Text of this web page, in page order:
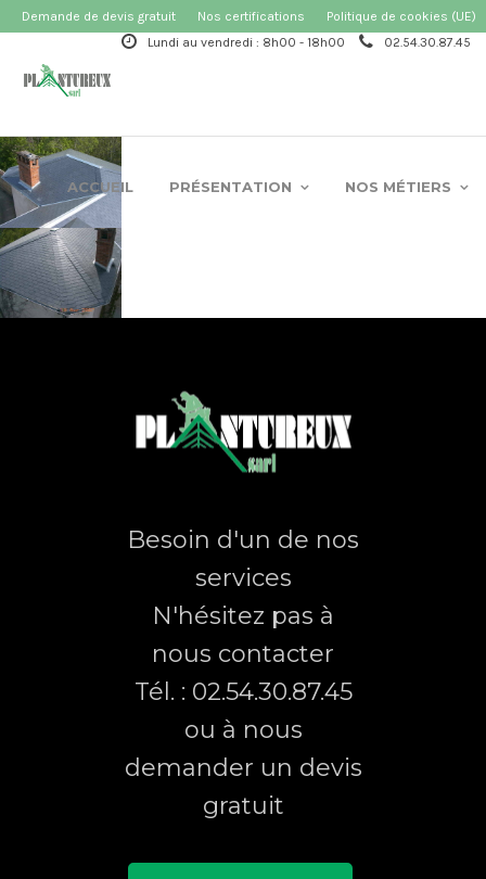
Demande de devis gratuit Nos certifications
Politique de cookies (UE)
Lundi au vendredi : 8h00 - 18h00
02.54.30.87.45
ACCUEIL PRÉSENTATION NOS MÉTIERS
Besoin d'un de nos
services
N'hésitez pas à
nous contacter
Tél. : 02.54.30.87.45
ou à nous
demander un devis
gratuit